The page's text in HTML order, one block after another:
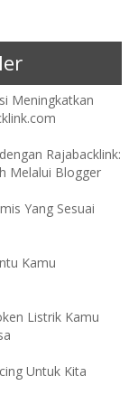
Meningkatkan
Rajabacklink:
Melalui Blogger
Yang Sesuai
Kamu
Listrik Kamu
Untuk Kita